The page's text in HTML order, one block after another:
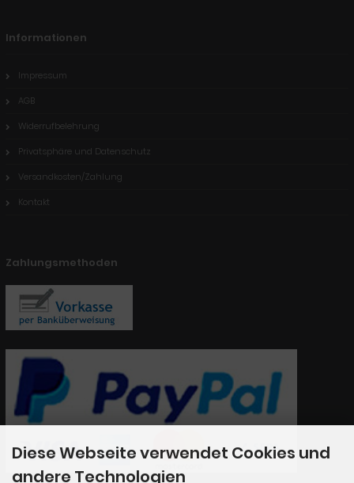
Informationen
Impressum
AGB
Widerrufbelehrung
Privatsphäre und Datenschutz
Versandkosten/Zahlung
Kontakt
Zahlungsmethoden
Diese Webseite verwendet Cookies und
andere Technologien